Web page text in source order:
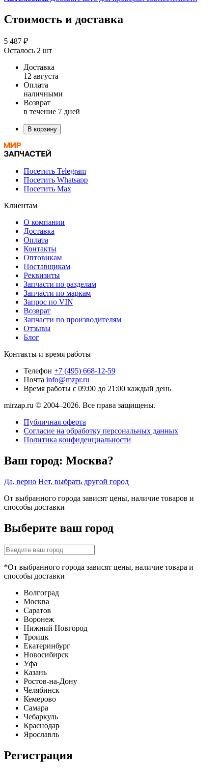
Стоимость и доставка
5 487 ₽
Осталось 2 шт
Доставка
12 августа
Оплата
наличными
Возврат
в течение 7 дней
В корзину
Посетить Telegram
Посетить Whatsapp
Посетить Max
Клиентам
О компании
Доставка
Оплата
Контакты
Оптовикам
Поставщикам
Реквизиты
Запчасти по разделам
Запчасти по маркам
Запрос по VIN
Возврат
Запчасти по производителям
Отзывы
Блог
Контакты и время работы
Телефон +7 (495) 668-12-59
Почта info@mzpr.ru
Время работы с 09:00 до 21:00 каждый день
mirzap.ru © 2004–2026. Все права защищены.
Публичная оферта
Согласие на обработку персональных данных
Политика конфиденциальности
Ваш город: Москва?
Да, верно Нет, выбрать другой город
От выбранного города зависят цены, наличие товаров и
способы доставки
Выберите ваш город
*От выбранного города зависят цены, наличие товара и
способы доставки
Волгоград
Москва
Саратов
Воронеж
Нижний Новгород
Троицк
Екатеринбург
Новосибирск
Уфа
Казань
Ростов-на-Дону
Челябинск
Кемерово
Самара
Чебаркуль
Краснодар
Ярославль
Регистрация